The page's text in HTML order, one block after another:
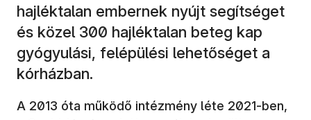
hajléktalan embernek nyújt segítséget
és közel 300 hajléktalan beteg kap
gyógyulási, felépülési lehetőséget a
kórházban.
A 2013 óta működő intézmény léte 2021-ben,